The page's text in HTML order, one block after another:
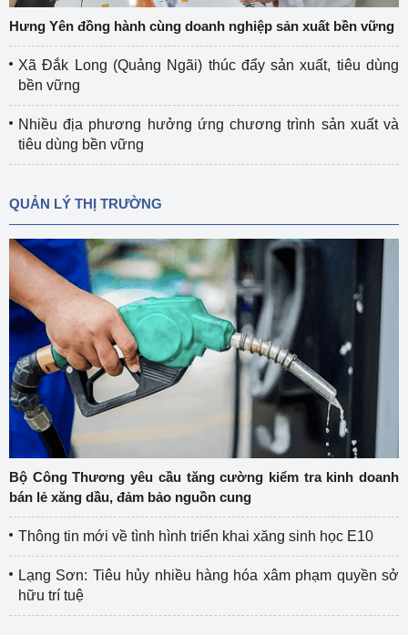
Hưng Yên đồng hành cùng doanh nghiệp sản xuất bền vững
Xã Đắk Long (Quảng Ngãi) thúc đẩy sản xuất, tiêu dùng
bền vững
Nhiều địa phương hưởng ứng chương trình sản xuất và
tiêu dùng bền vững
QUẢN LÝ THỊ TRƯỜNG
Bộ Công Thương yêu cầu tăng cường kiểm tra kinh doanh
bán lẻ xăng dầu, đảm bảo nguồn cung
Thông tin mới về tình hình triển khai xăng sinh học E10
Lạng Sơn: Tiêu hủy nhiều hàng hóa xâm phạm quyền sở
hữu trí tuệ